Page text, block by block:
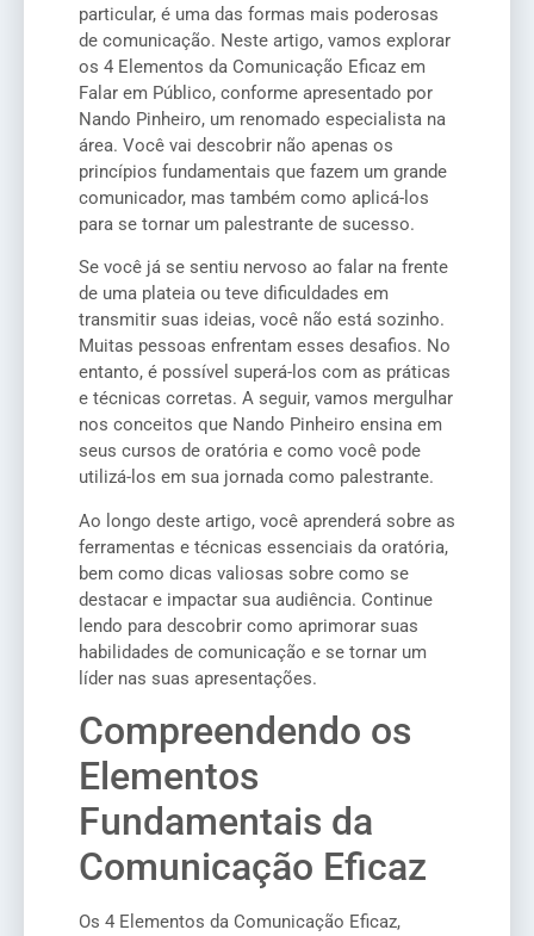
particular, é uma das formas mais poderosas
de comunicação. Neste artigo, vamos explorar
os 4 Elementos da Comunicação Eficaz em
Falar em Público, conforme apresentado por
Nando Pinheiro, um renomado especialista na
área. Você vai descobrir não apenas os
princípios fundamentais que fazem um grande
comunicador, mas também como aplicá-los
para se tornar um palestrante de sucesso.
Se você já se sentiu nervoso ao falar na frente
de uma plateia ou teve dificuldades em
transmitir suas ideias, você não está sozinho.
Muitas pessoas enfrentam esses desafios. No
entanto, é possível superá-los com as práticas
e técnicas corretas. A seguir, vamos mergulhar
nos conceitos que Nando Pinheiro ensina em
seus cursos de oratória e como você pode
utilizá-los em sua jornada como palestrante.
Ao longo deste artigo, você aprenderá sobre as
ferramentas e técnicas essenciais da oratória,
bem como dicas valiosas sobre como se
destacar e impactar sua audiência. Continue
lendo para descobrir como aprimorar suas
habilidades de comunicação e se tornar um
líder nas suas apresentações.
Compreendendo os
Elementos
Fundamentais da
Comunicação Eficaz
Os 4 Elementos da Comunicação Eficaz,